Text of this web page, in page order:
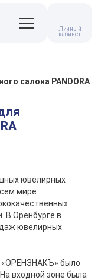
Личный
кабинет
салона PANDORA
ювелирных
мире
В Оренбурге в
ювелирных
«ОРЕНЗНАКЪ» было
входной зоне была